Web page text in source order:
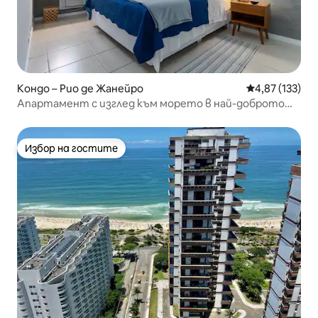
Кондо – Рио де Жанейро Средна
4,87 (133)
Апартамент с изглед към морето в най-доброто
Избор на гостите
Избор на гостите